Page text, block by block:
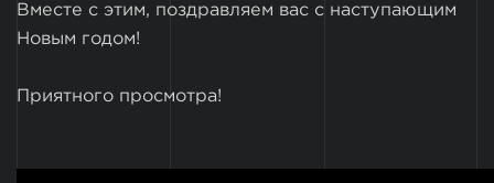
Вместе с этим, поздравляем вас с наступающим
Новым годом!
Приятного просмотра!